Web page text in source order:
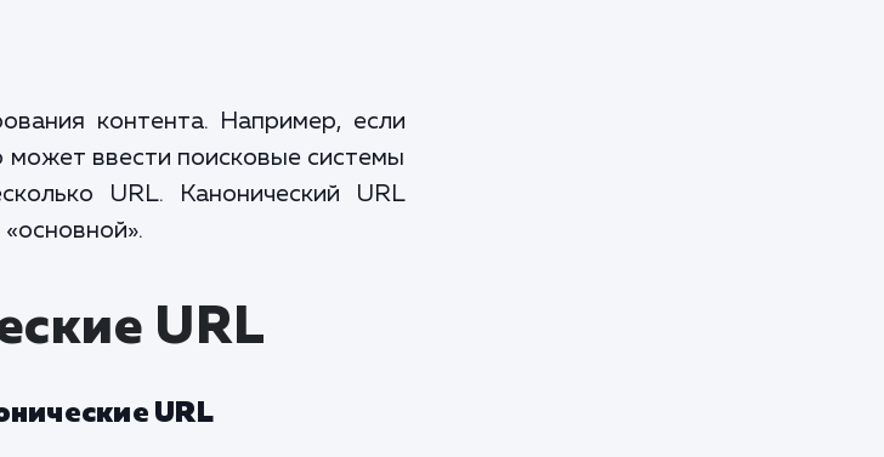
контента. Например, если
ввести поисковые системы
URL. Канонический URL
URL
URL